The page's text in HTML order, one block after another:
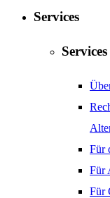
Services
Services
Für
Für
Für